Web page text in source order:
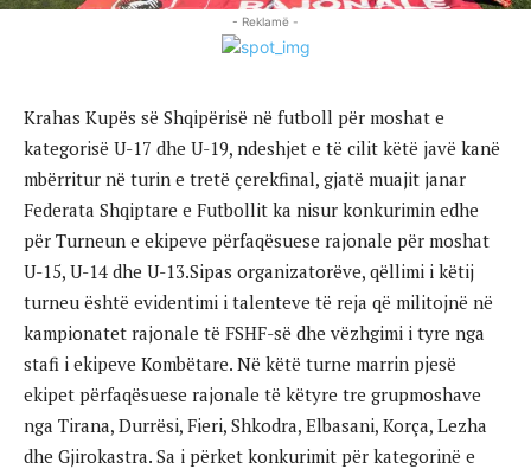
- Reklamë -
Krahas Kupës së Shqipërisë në futboll për moshat e
kategorisë U-17 dhe U-19, ndeshjet e të cilit këtë javë kanë
mbërritur në turin e tretë çerekfinal, gjatë muajit janar
Federata Shqiptare e Futbollit ka nisur konkurimin edhe
për Turneun e ekipeve përfaqësuese rajonale për moshat
U-15, U-14 dhe U-13.Sipas organizatorëve, qëllimi i këtij
turneu është evidentimi i talenteve të reja që militojnë në
kampionatet rajonale të FSHF-së dhe vëzhgimi i tyre nga
stafi i ekipeve Kombëtare. Në këtë turne marrin pjesë
ekipet përfaqësuese rajonale të këtyre tre grupmoshave
nga Tirana, Durrësi, Fieri, Shkodra, Elbasani, Korça, Lezha
dhe Gjirokastra. Sa i përket konkurimit për kategorinë e